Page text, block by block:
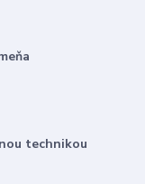
technikou